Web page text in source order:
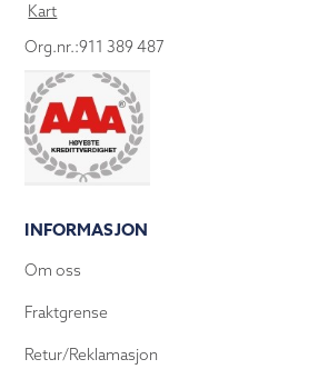
Kart
Org.nr.:911 389 487
INFORMASJON
Om oss
Fraktgrense
Retur/Reklamasjon